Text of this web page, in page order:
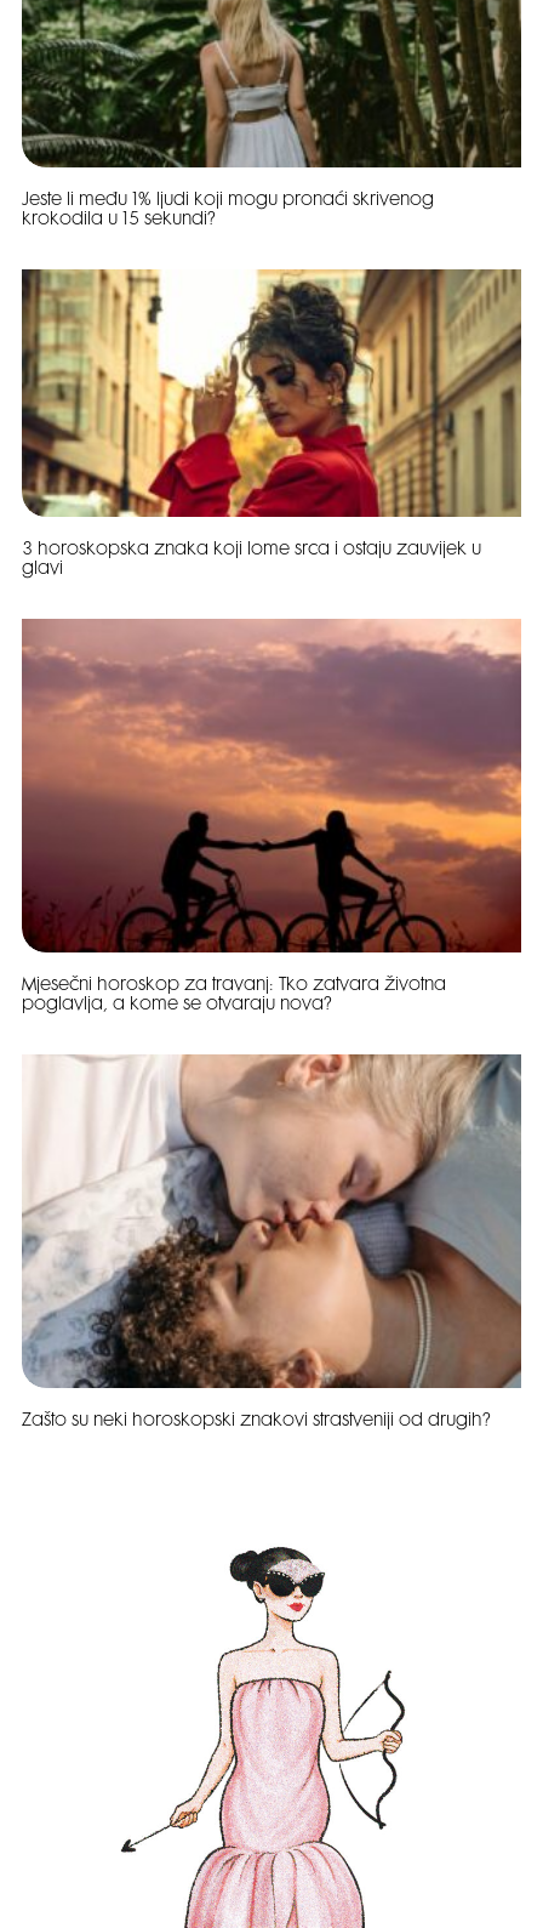
Jeste li među 1% ljudi koji mogu pronaći skrivenog
krokodila u 15 sekundi?
3 horoskopska znaka koji lome srca i ostaju zauvijek u
glavi
Mjesečni horoskop za travanj: Tko zatvara životna
poglavlja, a kome se otvaraju nova?
Zašto su neki horoskopski znakovi strastveniji od drugih?